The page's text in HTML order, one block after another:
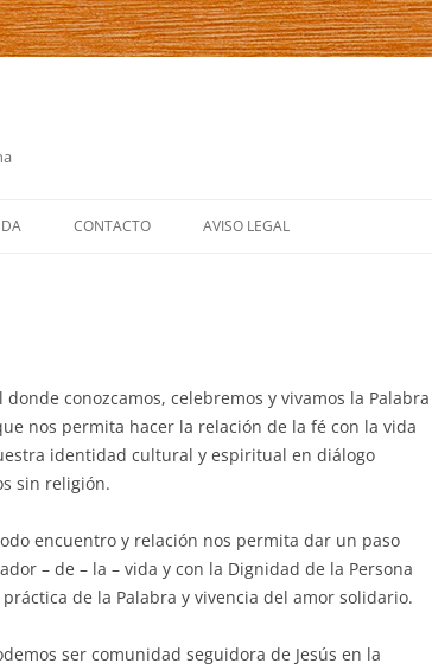
NUESTRO SERVICIO
CONTACTO AVISO LEGAL
conozcamos, celebremos y vivamos la Palabra
nos permita hacer la relación de la fé con la vida
identidad cultural y espiritual en diálogo
sin religión.
encuentro y relación nos permita dar un paso
– de – la – vida y con la Dignidad de la Persona
de la Palabra y vivencia del amor solidario.
ser comunidad seguidora de Jesús en la